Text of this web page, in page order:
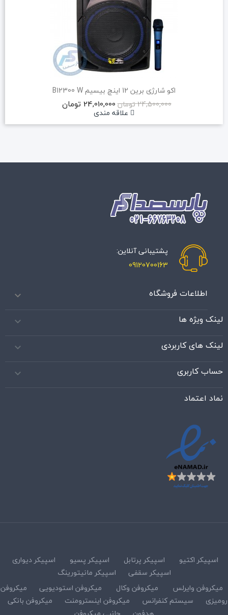
اکو شارژی برین 12 اینچ بیسیم B12300 W
24,500,000 تومان
24,010,000 تومان
علاقه مندی
پشتیبانی آنلاین:
09120700163
اطلاعات فروشگاه 
لینک ویژه ها 
لینک های کاربردی 
حساب کاربری 
نماد اعتماد
اسپیکر اکتیو اسپیکر پرتابل اسپیکر پسیو
اسپیکر دیواری
اسپیکر سقفی
اسپیکر مانیتورینگ
میکروفن وایرلس
میکروفن وکال میکروفن استودیویی
میکروفن
رومیزی
سیستم کنفرانس میکروفن اینسترومنت
میکروفن بانکی